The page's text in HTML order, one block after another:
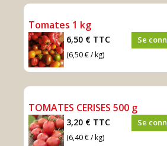
Tomates 1 kg
6,50 € TTC
(6,50 € / kg)
Se
TOMATES CERISES 500 g
3,20 € TTC
(6,40 € / kg)
Se